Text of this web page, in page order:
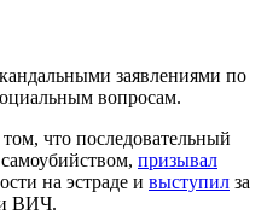
заявлениями по
вопросам.
том, что последовательный
призывал
на эстраде и выступил за
ВИЧ.